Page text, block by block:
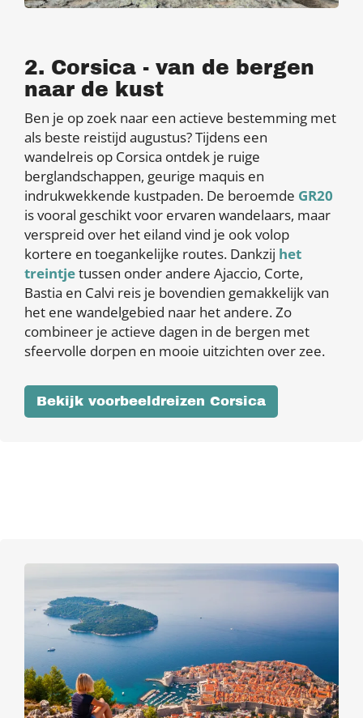
2. Corsica - van de bergen
naar de kust
Ben je op zoek naar een actieve bestemming met
als beste reistijd augustus? Tijdens een
wandelreis op Corsica ontdek je ruige
berglandschappen, geurige maquis en
indrukwekkende kustpaden. De beroemde GR20
is vooral geschikt voor ervaren wandelaars, maar
verspreid over het eiland vind je ook volop
kortere en toegankelijke routes. Dankzij het
treintjetussen onder andere Ajaccio, Corte,
Bastia en Calvi reis je bovendien gemakkelijk van
het ene wandelgebied naar het andere. Zo
combineer je actieve dagen in de bergen met
sfeervolle dorpen en mooie uitzichten over zee.
Bekijk voorbeeldreizen Corsica